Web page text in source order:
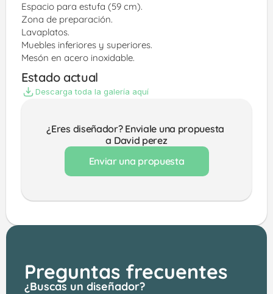
Espacio para estufa (59 cm).
Zona de preparación.
Lavaplatos.
Muebles inferiores y superiores.
Mesón en acero inoxidable.
Estado actual
Descarga toda la galería aquí
¿Eres diseñador? Enviale una propuesta
a David perez
Enviar una propuesta
Preguntas frecuentes
¿Buscas un diseñador?